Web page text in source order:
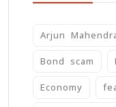
Arjun
Bond scam
Economy